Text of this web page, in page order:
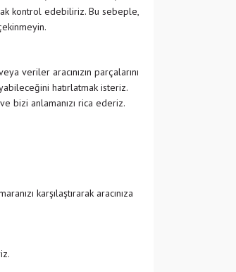
kontrol edebiliriz. Bu sebeple,
veriler aracınızın parçalarını
hatırlatmak isteriz.
bizi anlamanızı rica ederiz.
karşılaştırarak aracınıza